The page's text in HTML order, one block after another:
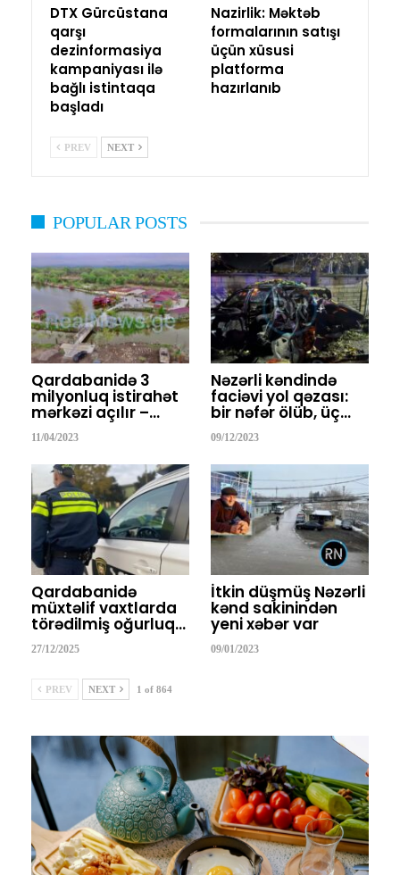
DTX Gürcüstana
qarşı
dezinformasiya
kampaniyası ilə
bağlı istintaqa
başladı
Nazirlik: Məktəb
formalarının satışı
üçün xüsusi
platforma
hazırlanıb
PREV NEXT
POPULAR POSTS
Qardabanidə 3
milyonluq istirahət
mərkəzi açılır –…
11/04/2023
Nəzərli kəndində
faciəvi yol qəzası:
bir nəfər ölüb, üç…
09/12/2023
Qardabanidə
müxtəlif vaxtlarda
törədilmiş oğurluq…
27/12/2025
İtkin düşmüş Nəzərli
kənd sakinindən
yeni xəbər var
09/01/2023
PREV NEXT 1 of 864